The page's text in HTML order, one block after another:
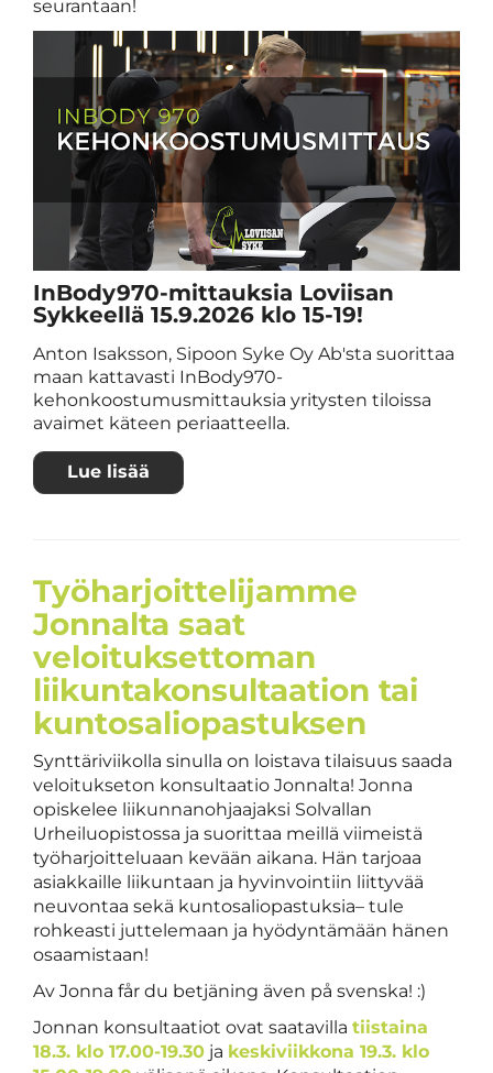
seurantaan!
InBody970-mittauksia Loviisan
Sykkeellä 15.9.2026 klo 15-19!
Anton Isaksson, Sipoon Syke Oy Ab'sta suorittaa
maan kattavasti InBody970-
kehonkoostumusmittauksia yritysten tiloissa
avaimet käteen periaatteella.
Lue lisää
Työharjoittelijamme
Jonnalta saat
veloituksettoman
liikuntakonsultaation tai
kuntosaliopastuksen
Synttäriviikolla sinulla on loistava tilaisuus saada
veloitukseton konsultaatio Jonnalta! Jonna
opiskelee liikunnanohjaajaksi Solvallan
Urheiluopistossa ja suorittaa meillä viimeistä
työharjoitteluaan kevään aikana. Hän tarjoaa
asiakkaille liikuntaan ja hyvinvointiin liittyvää
neuvontaa sekä kuntosaliopastuksia– tule
rohkeasti juttelemaan ja hyödyntämään hänen
osaamistaan!
Av Jonna får du betjäning även på svenska! :)
Jonnan konsultaatiot ovat saatavilla tiistaina
18.3. klo 17.00-19.30 ja keskiviikkona 19.3. klo